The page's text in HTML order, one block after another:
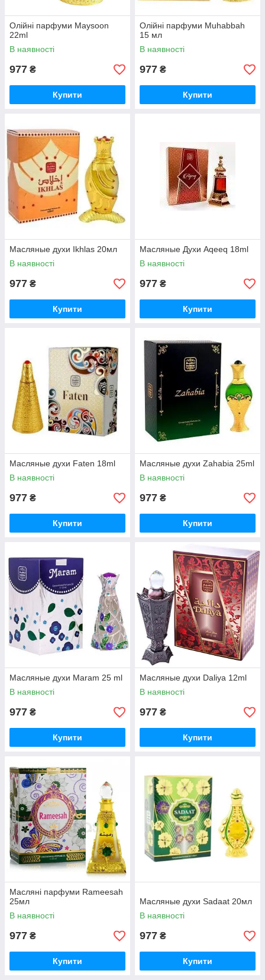
Олійні парфуми Maysoon
22ml
В наявності
977 ₴
Купити
Олійні парфуми Muhabbah
15 мл
В наявності
977 ₴
Купити
Масляные духи Ikhlas 20мл
В наявності
977 ₴
Купити
Масляные Духи Aqeeq 18ml
В наявності
977 ₴
Купити
Масляные духи Faten 18ml
В наявності
977 ₴
Купити
Масляные духи Zahabia 25ml
В наявності
977 ₴
Купити
Масляные духи Maram 25 ml
В наявності
977 ₴
Купити
Масляные духи Daliya 12ml
В наявності
977 ₴
Купити
Масляні парфуми Rameesah
25мл
В наявності
977 ₴
Купити
Масляные духи Sadaat 20мл
В наявності
977 ₴
Купити